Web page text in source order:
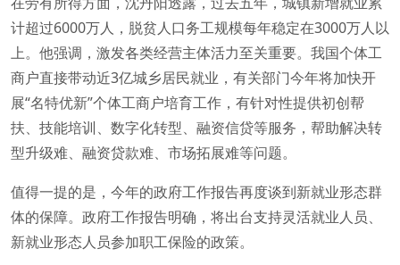
计超过6000万人，脱贫人口务工规模每年稳定在3000万人以
上。他强调，激发各类经营主体活力至关重要。我国个体工
商户直接带动近3亿城乡居民就业，有关部门今年将加快开
展“名特优新”个体工商户培育工作，有针对性提供初创帮
扶、技能培训、数字化转型、融资信贷等服务，帮助解决转
型升级难、融资贷款难、市场拓展难等问题。
值得一提的是，今年的政府工作报告再度谈到新就业形态群
体的保障。政府工作报告明确，将出台支持灵活就业人员、
新就业形态人员参加职工保险的政策。